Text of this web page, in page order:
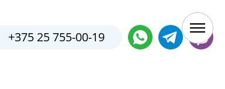
+375 25 755-00-19